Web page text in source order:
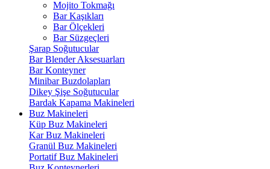
Mojito Tokmağı
Bar Kaşıkları
Bar Ölçekleri
Bar Süzgeçleri
Şarap Soğutucular
Bar Blender Aksesuarları
Bar Konteyner
Minibar Buzdolapları
Dikey Şişe Soğutucular
Bardak Kapama Makineleri
Buz Makineleri
Küp Buz Makineleri
Kar Buz Makineleri
Granül Buz Makineleri
Portatif Buz Makineleri